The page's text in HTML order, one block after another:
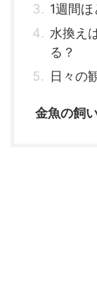
1週間
水換え
る？
日々の
金魚の飼